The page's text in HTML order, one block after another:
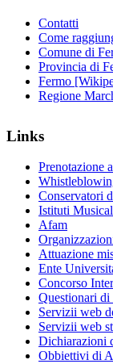
Contatti
Come
Comune di
Provincia di
Fermo
Regione
Links
Prenotazione
Conservatori
Istituti
Afam
Attuazione
Ente
Concorso
Questionari
Servizii web
Servizii web
Dichiarazioni
Obbiettivi di